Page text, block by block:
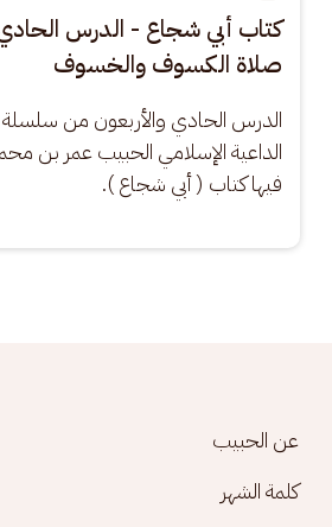
كتاب أبي شجاع - الدرس
صلاة الكسوف والخسوف
الدرس الحادي والأربعون من
الداعية الإسلامي الحبيب عمر بن
فيها كتاب ( أبي شجاع ).
Footer menu
عن الحبيب
كلمة الشهر